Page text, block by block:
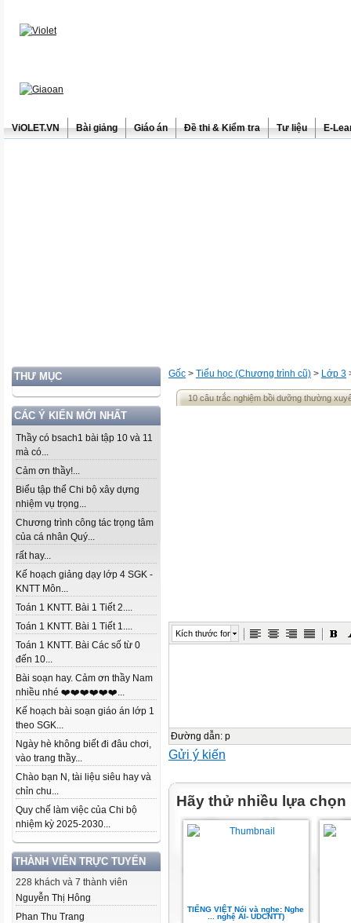
ViOLET.VN Bài giảng Giáo án Đề thi & Kiểm tra Tư liệu E-
THƯ MỤC
CÁC Ý KIẾN MỚI NHẤT
Thầy có bsach1 bài tập 10 và 11
mà có...
Cảm ơn thầy!...
Biểu tập thể Chi bộ xây dựng
nhiệm vụ trọng...
Chương trình công tác trọng tâm
của cá nhân Quý...
rất hay...
Kế hoạch giảng dạy lớp 4 SGK -
KNTT Môn...
Toán 1 KNTT. Bài 1 Tiết 2....
Toán 1 KNTT. Bài 1 Tiết 1....
Toán 1 KNTT. Bài Các số từ 0
đến 10...
Bài soạn hay. Cảm ơn thầy Nam
nhiều nhé ❤️❤️❤️❤️❤️❤️...
Kế hoạch bài soạn giáo án lớp 1
theo SGK...
Ngày hè không biết đi đâu chơi,
vào trang thầy...
Chào bạn N, tài liệu siêu hay và
chỉn chu...
Quy chế làm việc của Chi bộ
nhiệm kỳ 2025-2030...
THÀNH VIÊN TRỰC TUYẾN
228 khách và 7 thành viên
Nguyễn Thị Hông
Phan Thu Trang
Gốc > Tiểu học (Chương trình cũ) > Lớp 3
10 câu trắc nghiệm bồi dưỡng thường
Kích thước font
Đường dẫn: p
Gửi ý kiến
Hãy thử nhiều lựa chọn
TIẾNG VIỆT Nói và nghe: Nghe
... nghệ AI- UDCNTT)